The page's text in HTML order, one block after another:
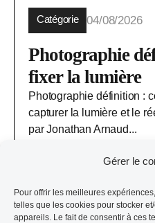
Gérer le
Pour offrir les meilleures
telles que les cookies pour stocker
appareils. Le fait de consentir à ces
Catégorie 04/08/2026
Photographie
fixer la lumière
Photographie définition :
capturer la lumière et le
par Jonathan Arnaud...